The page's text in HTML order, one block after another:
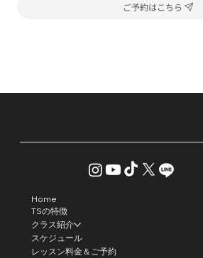
ご予約はこちら
Home
TSの特徴
クラス紹介
スケジュール
レッスン料金＆ご予約